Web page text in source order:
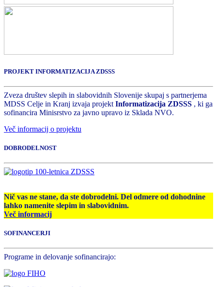
PROJEKT INFORMATIZACIJA ZDSSS
Zveza društev slepih in slabovidnih Slovenije skupaj s partnerjema
MDSS Celje in Kranj izvaja projekt Informatizacija ZDSSS , ki ga
sofinancira Minisrstvo za javno upravo iz Sklada NVO.
Več informacij o projektu
DOBRODELNOST
Nič vas ne stane, da ste dobrodelni. Del odmere od dohodnine
lahko namenite slepim in slabovidnim.
Več informacij
SOFINANCERJI
Programe in delovanje sofinancirajo: